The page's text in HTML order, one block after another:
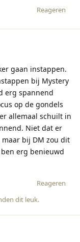
Reageren
gaan instappen.
bij Mystery
erg spannend
op de gondels
allemaal schuilt in
Niet dat er
bij DM zou dit
erg benieuwd
Reageren
dit leuk.